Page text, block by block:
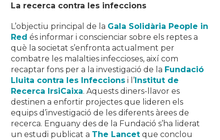
La recerca contra les infeccions
L’objectiu principal de la Gala Solidària People in
Red és informar i conscienciar sobre els reptes a
què la societat s’enfronta actualment per
combatre les malalties infeccioses, així com
recaptar fons per a la investigació de la Fundació
Lluita contra les Infeccions i l’ Institut de
Recerca IrsiCaixa. Aquests diners-llavor es
destinen a enfortir projectes que lideren els
equips d’investigació de les diferents àrees de
recerca. Enguany des de la Fundació s’ha liderat
un estudi publicat a The Lancet que conclou